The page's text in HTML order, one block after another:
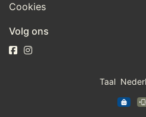
Cookies
Volg ons
Taal